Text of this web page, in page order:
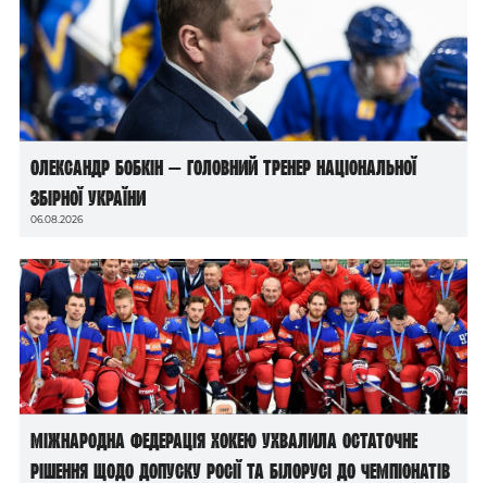
Олександр Бобкін — головний тренер національної
збірної України
06.08.2026
Міжнародна федерація хокею ухвалила остаточне
рішення щодо допуску росії та білорусі до чемпіонатів